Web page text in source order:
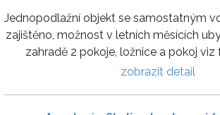
Jednopodlažní objekt se samostatným
zajištěno, možnost v letních měsících
zahradě 2 pokoje, ložnice a pokoj viz
zobrazit detail